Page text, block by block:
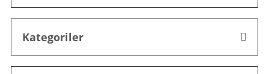
Kategoriler